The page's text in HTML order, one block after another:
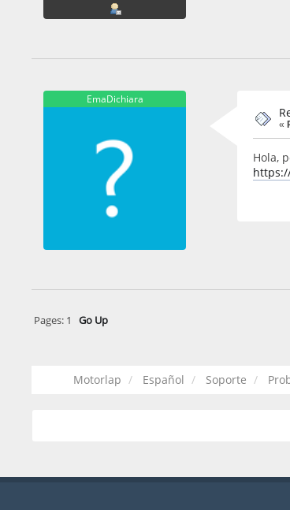
EmaDichiara
«
Hola,
Pages: 1 Go Up
Motorlap Español Soporte